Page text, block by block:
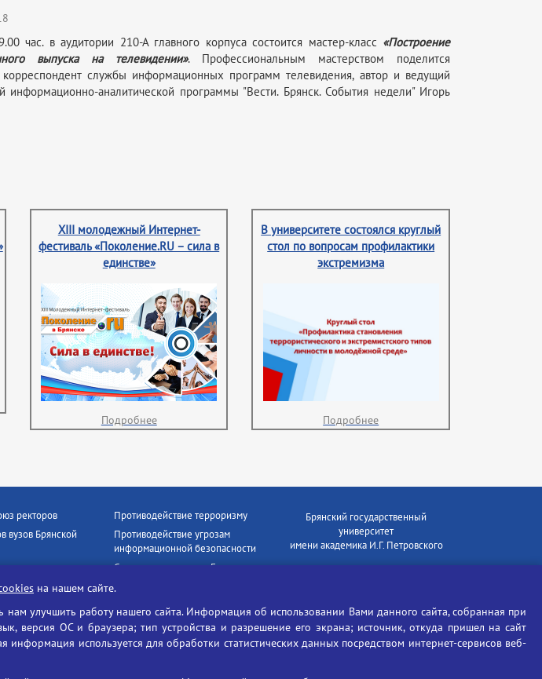
час. в аудитории 210-А главного корпуса состоится мастер-класс «Построение
выпуска на телевидении». Профессиональным мастерством поделится
службы информационных программ телевидения, автор и ведущий
информационно-аналитической программы "Вести. Брянск. События недели" Игорь
XIII молодежный Интернет-
фестиваль «Поколение.RU – сила в
единстве»
Подробнее
В университете состоялся круглый
стол по вопросам профилактики
экстремизма
Подробнее
ректоров
вузов Брянской
язык»
Противодействие терроризму
Противодействие угрозам
информационной безопасности
Социальные ролики - Генеральная
БГУ против наркотиков
Брянский государственный
университет
имени академика И.Г. Петровского
Телефон: +7(4832)58-90-85
на нашем сайте.
улучшить работу нашего сайта. Информация об использовании Вами данного сайта, собранная при
версия ОС и браузера; тип устройства и разрешение его экрана; источник, откуда пришел на сайт
используется для обработки статистических данных посредством интернет-сервисов веб-